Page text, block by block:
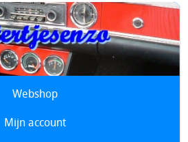
Webshop
Mijn account